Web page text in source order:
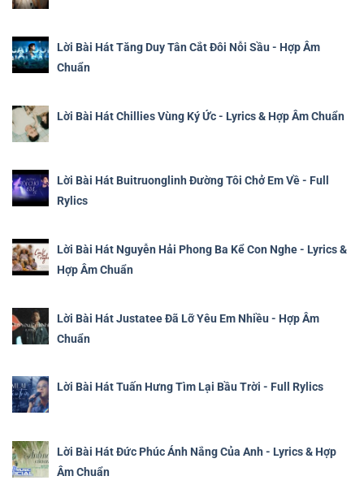
Lời Bài Hát Tăng Duy Tân Cắt Đôi Nỗi Sầu - Hợp Âm
Chuẩn
Lời Bài Hát Chillies Vùng Ký Ức - Lyrics & Hợp Âm Chuẩn
Lời Bài Hát Buitruonglinh Đường Tôi Chở Em Về - Full
Rylics
Lời Bài Hát Nguyễn Hải Phong Ba Kể Con Nghe - Lyrics &
Hợp Âm Chuẩn
Lời Bài Hát Justatee Đã Lỡ Yêu Em Nhiều - Hợp Âm
Chuẩn
Lời Bài Hát Tuấn Hưng Tìm Lại Bầu Trời - Full Rylics
Lời Bài Hát Đức Phúc Ánh Nắng Của Anh - Lyrics & Hợp
Âm Chuẩn